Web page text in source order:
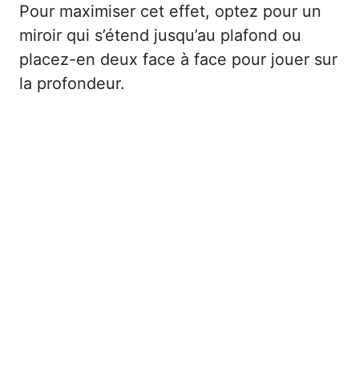
Pour maximiser cet effet, optez pour un
miroir qui s’étend jusqu’au plafond ou
placez-en deux face à face pour jouer sur
la profondeur.